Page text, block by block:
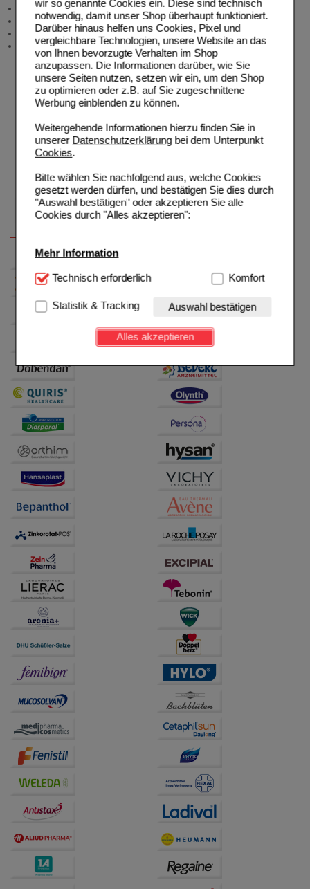
wir so genannte Cookies ein. Diese sind technisch
notwendig, damit unser Shop überhaupt funktioniert.
Darüber hinaus helfen uns Cookies, Pixel und
vergleichbare Technologien, unsere Website an das
von Ihnen bevorzugte Verhalten im Shop
anzupassen. Die Informationen darüber, wie Sie
unsere Seiten nutzen, setzen wir ein, um den Shop
zu optimieren oder z.B. auf Sie zugeschnittene
Werbung einblenden zu können.
Weitergehende Informationen hierzu finden Sie in
unserer Datenschutzerklärungbei dem Unterpunkt
Cookies.
Bitte wählen Sie nachfolgend aus, welche Cookies
gesetzt werden dürfen, und bestätigen Sie dies durch
"Auswahl bestätigen" oder akzeptieren Sie alle
Cookies durch "Alles akzeptieren":
Mehr Information
Technisch Notwendig:Hierbei handelt es sich um
Website notwendig sind (z.B. Navigation, Warenkorb,
Kundenkonto), weshalb auf diese nicht verzichtet
werden kann.
Einkaufserlebnis noch ansprechender zu gestalten,
beispielsweise für die Wiedererkennung des
Besuchers oder unsere Seite an bevorzugte
Verhaltensweisen (z.B. Spracheinstellung)
anzupassen. Komfort-Cookies ermöglichen es uns
auch auf Ihre Bedürfnisse zugeschrittene Inhalte
betreiben.
Statistik & Tracking:
Hierüber lassen sich
Informationen über die Art und Weise der Nutzung
unserer Website sammeln, mit deren Hilfe wir unsere
Website weiter für Sie optimieren können, den Inhalt
auf unserer Website aber auch die Werbung auf
Drittseiten möglichst relevant für Sie zu gestalten.
Bitte beachten Sie, dass Daten hierfür teilweise an
Dritte wie z.B. Google oder soziale Medien
Technisch erforderlich Komfort
Statistik & Tracking Auswahl bestätigen
Alles akzeptieren
Angebote & Downloads
Newsletter
Neukundenprämie
Stellenangebote